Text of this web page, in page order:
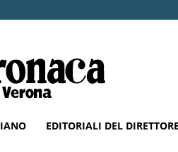
Cronaca
di
Verona
EDITORIALI DEL DIRETTORE